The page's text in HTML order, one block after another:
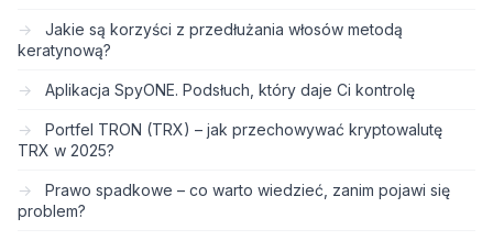
Jakie są korzyści z przedłużania włosów metodą
keratynową?
Aplikacja SpyONE. Podsłuch, który daje Ci kontrolę
Portfel TRON (TRX) – jak przechowywać kryptowalutę
TRX w 2025?
Prawo spadkowe – co warto wiedzieć, zanim pojawi się
problem?